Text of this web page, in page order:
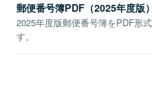
郵便番号簿PDF（2025年度版）
2025年度版郵便番号簿をPDF形
す。